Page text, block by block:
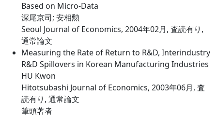
Based on Micro-Data
深尾京司; 安相勲
Seoul Journal of Economics, 2004年02月, 査読有り,
通常論文
Measuring the Rate of Return to R&D, Interindustry
R&D Spillovers in Korean Manufacturing Industries
HU Kwon
Hitotsubashi Journal of Economics, 2003年06月, 査
読有り, 通常論文
筆頭著者